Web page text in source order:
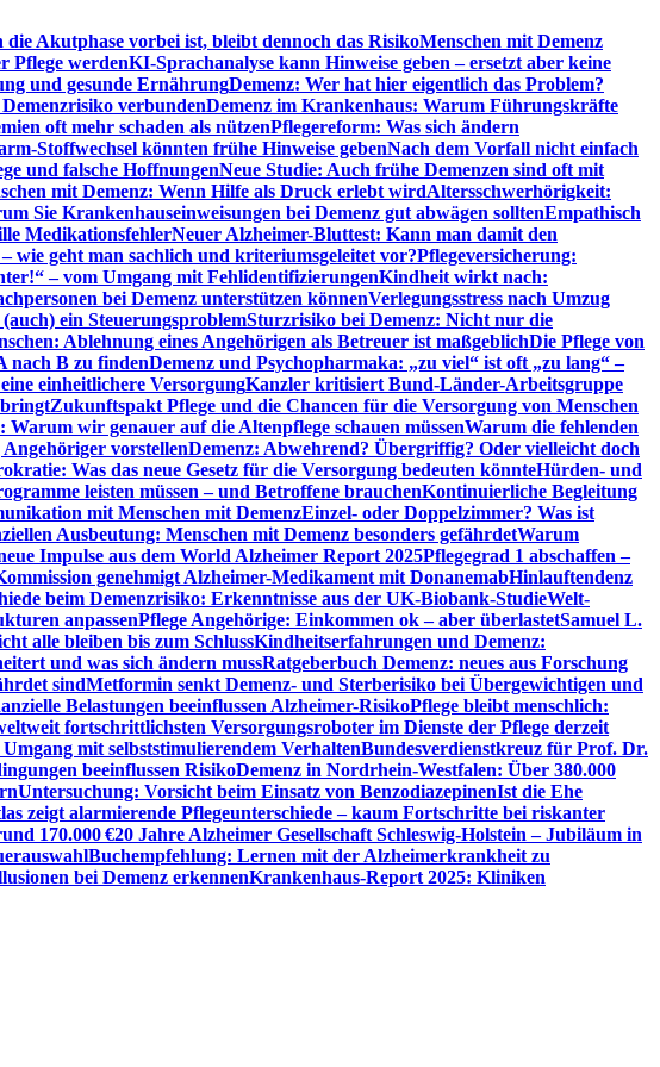
die Akutphase vorbei ist, bleibt dennoch das RisikoMenschen mit Demenz
Pflege werdenKI-Sprachanalyse kann Hinweise geben – ersetzt aber keine
und gesunde ErnährungDemenz: Wer hat hier eigentlich das Problem?
verbundenDemenz im Krankenhaus: Warum Führungskräfte
oft mehr schaden als nützenPflegereform: Was sich ändern
Stoffwechsel könnten frühe Hinweise gebenNach dem Vorfall nicht einfach
und falsche HoffnungenNeue Studie: Auch frühe Demenzen sind oft mit
mit Demenz: Wenn Hilfe als Druck erlebt wirdAltersschwerhörigkeit:
Sie Krankenhauseinweisungen bei Demenz gut abwägen solltenEmpathisch
MedikationsfehlerNeuer Alzheimer-Bluttest: Kann man damit den
wie geht man sachlich und kriteriumsgeleitet vor?Pflegeversicherung:
– vom Umgang mit FehlidentifizierungenKindheit wirkt nach:
bei Demenz unterstützen könnenVerlegungsstress nach Umzug
ein SteuerungsproblemSturzrisiko bei Demenz: Nicht nur die
Ablehnung eines Angehörigen als Betreuer ist maßgeblichDie Pflege von
nach B zu findenDemenz und Psychopharmaka: „zu viel“ ist oft „zu lang“ –
einheitlichere VersorgungKanzler kritisiert Bund-Länder-Arbeitsgruppe
bringtZukunftspakt Pflege und die Chancen für die Versorgung von Menschen
Warum wir genauer auf die Altenpflege schauen müssenWarum die fehlenden
vorstellenDemenz: Abwehrend? Übergriffig? Oder vielleicht doch
Was das neue Gesetz für die Versorgung bedeuten könnteHürden- und
leisten müssen – und Betroffene brauchenKontinuierliche Begleitung
mit Menschen mit DemenzEinzel- oder Doppelzimmer? Was ist
Ausbeutung: Menschen mit Demenz besonders gefährdetWarum
Impulse aus dem World Alzheimer Report 2025Pflegegrad 1 abschaffen –
genehmigt Alzheimer-Medikament mit DonanemabHinlauftendenz
beim Demenzrisiko: Erkenntnisse aus der UK-Biobank-StudieWelt-
anpassenPflege Angehörige: Einkommen ok – aber überlastetSamuel L.
alle bleiben bis zum SchlussKindheitserfahrungen und Demenz:
und was sich ändern mussRatgeberbuch Demenz: neues aus Forschung
sindMetformin senkt Demenz- und Sterberisiko bei Übergewichtigen und
Belastungen beeinflussen Alzheimer-RisikoPflege bleibt menschlich:
fortschrittlichsten Versorgungsroboter im Dienste der Pflege derzeit
mit selbststimulierendem VerhaltenBundesverdienstkreuz für Prof. Dr.
beeinflussen RisikoDemenz in Nordrhein-Westfalen: Über 380.000
Untersuchung: Vorsicht beim Einsatz von BenzodiazepinenIst die Ehe
zeigt alarmierende Pflegeunterschiede – kaum Fortschritte bei riskanter
170.000 €20 Jahre Alzheimer Gesellschaft Schleswig-Holstein – Jubiläum in
Buchempfehlung: Lernen mit der Alzheimerkrankheit zu
bei Demenz erkennenKrankenhaus-Report 2025: Kliniken